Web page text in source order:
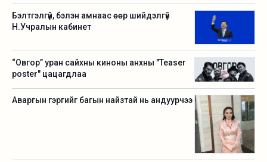
Бэлтгэлгүй, бэлэн амнаас өөр шийдэлгүй
Н.Учралын кабинет
“Овгор” уран сайхны киноны анхны "Teaser
poster" цацагдлаа
Аваргын гэргийг багын найзтай нь андуурчээ